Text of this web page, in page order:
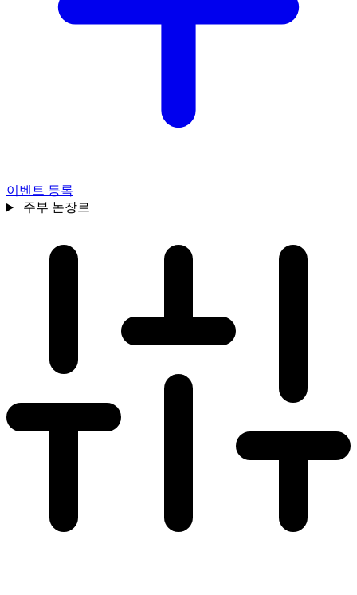
이벤트 등록
주부 논장르